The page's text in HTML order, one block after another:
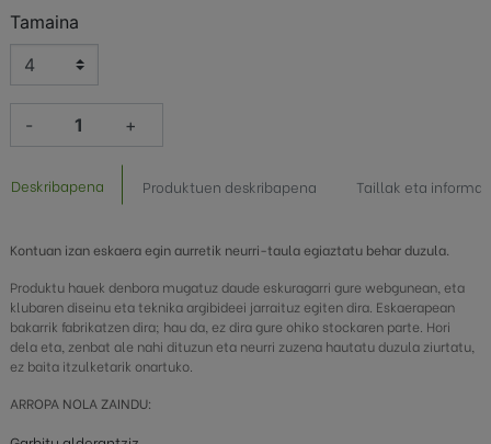
Tamaina
- +
Deskribapena Produktuen deskribapena Taillak eta
Kontuan izan eskaera egin aurretik neurri-taula egiaztatu behar duzula.
Produktu hauek denbora mugatuz daude eskuragarri gure webgunean, eta
klubaren diseinu eta teknika argibideei jarraituz egiten dira. Eskaerapean
bakarrik fabrikatzen dira; hau da, ez dira gure ohiko stockaren parte. Hori
dela eta, zenbat ale nahi dituzun eta neurri zuzena hautatu duzula ziurtatu,
ez baita itzulketarik onartuko.
ARROPA NOLA ZAINDU: